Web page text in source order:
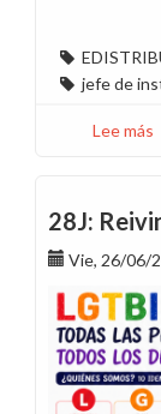
jefe de
Lee más
y
28J:
Vie, 26/06/